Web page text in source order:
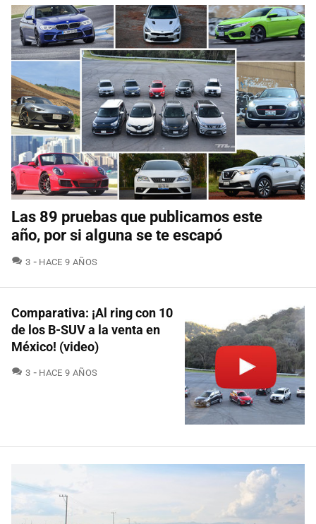
Las 89 pruebas que publicamos este
año, por si alguna se te escapó
3 COMENTARIOS
HACE 9 AÑOS
Comparativa: ¡Al ring con 10
de los B-SUV a la venta en
México! (video)
3 COMENTARIOS
HACE 9 AÑOS